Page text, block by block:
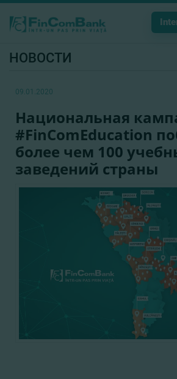
НОВОСТИ
09.01.2020
Национальная
#FinComEducation
более чем 100
заведений страны